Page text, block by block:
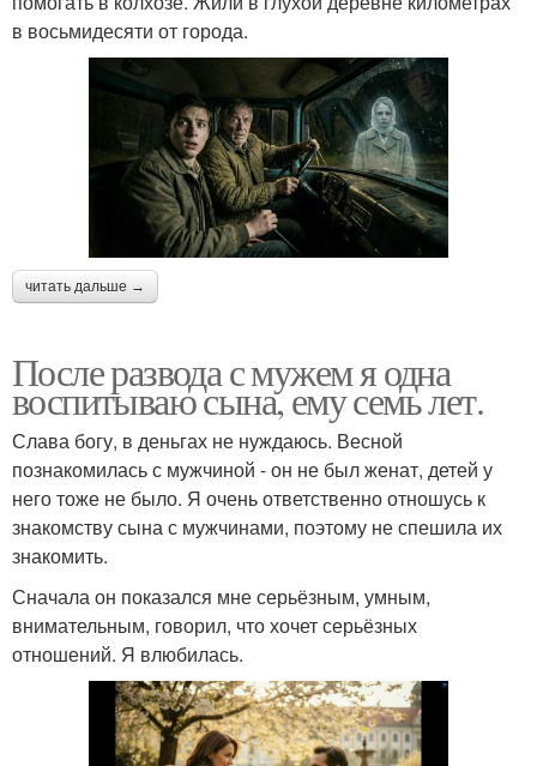
в восьмидесяти от города.
читать дальше →
После развода с мужем я одна
воспитываю сына, ему семь лет.
Слава богу, в деньгах не нуждаюсь. Весной
познакомилась с мужчиной - он не был женат, детей у
него тоже не было. Я очень ответственно отношусь к
знакомству сына с мужчинами, поэтому не спешила их
знакомить.
Сначала он показался мне серьёзным, умным,
внимательным, говорил, что хочет серьёзных
отношений. Я влюбилась.